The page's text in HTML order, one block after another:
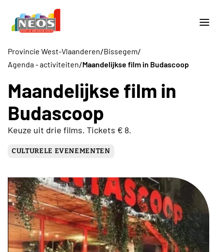
Provincie West-Vlaanderen/Bissegem/
Agenda - activiteiten/Maandelijkse film in Budascoop
Maandelijkse film in
Budascoop
Keuze uit drie films. Tickets € 8.
CULTURELE EVENEMENTEN